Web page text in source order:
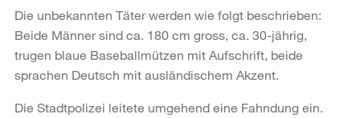
Die unbekannten Täter werden wie folgt beschrieben:
Beide Männer sind ca. 180 cm gross, ca. 30-jährig,
trugen blaue Baseballmützen mit Aufschrift, beide
sprachen Deutsch mit ausländischem Akzent.
Die Stadtpolizei leitete umgehend eine Fahndung ein.